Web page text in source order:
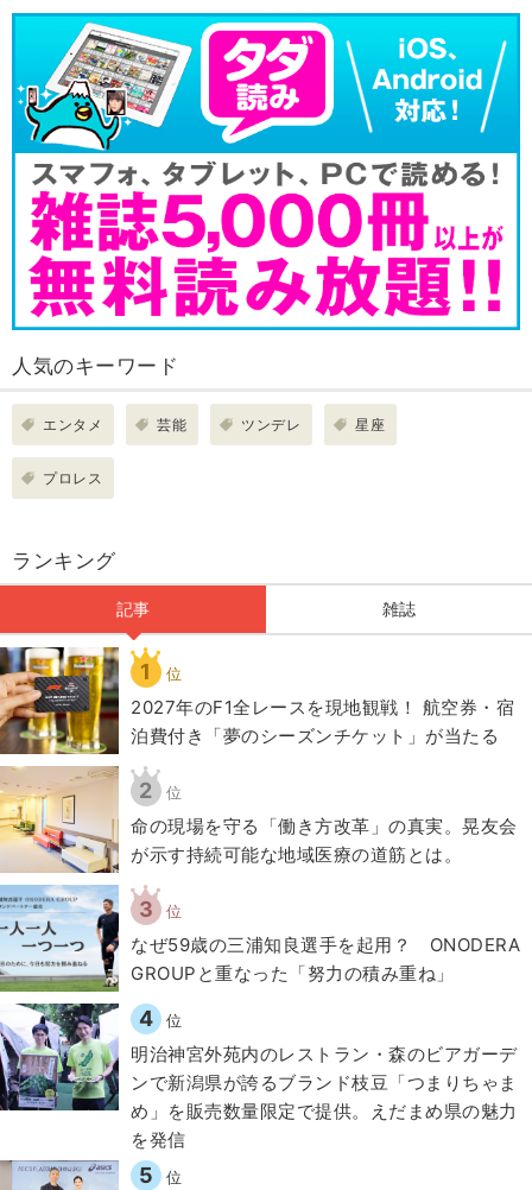
人気のキーワード
エンタメ 芸能 ツンデレ 星座
プロレス
ランキング
記事 雑誌
1 位
2027年のF1全レースを現地観戦！ 航空券・宿
泊費付き「夢のシーズンチケット」が当たる
2 位
​命の現場を守る「働き方改革」の真実。晃友会
が示す持続可能な地域医療の道筋とは。
3 位
なぜ59歳の三浦知良選手を起用？ ONODERA
GROUPと重なった「努力の積み重ね」
4 位
明治神宮外苑内のレストラン・森のビアガーデ
ンで新潟県が誇るブランド枝豆「つまりちゃま
め」を販売数量限定で提供。えだまめ県の魅力
を発信
5 位